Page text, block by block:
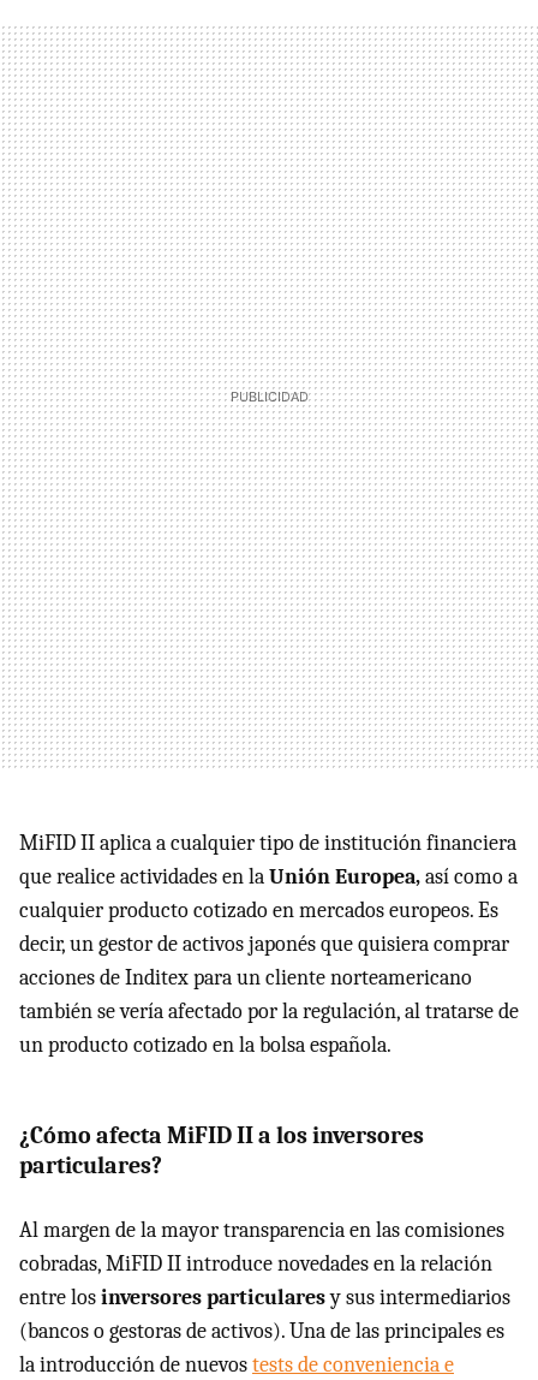
MiFID II aplica a cualquier tipo de institución financiera
que realice actividades en laUnión Europea,así como a
cualquier producto cotizado en mercados europeos. Es
decir, un gestor de activos japonés que quisiera comprar
acciones de Inditex para un cliente norteamericano
también se vería afectado por la regulación, al tratarse de
un producto cotizado en la bolsa española.
¿Cómo afecta MiFID II a los inversores
particulares?
Al margen de la mayor transparencia en las comisiones
cobradas, MiFID II introduce novedades en la relación
entre losinversores particularesy sus intermediarios
(bancos o gestoras de activos). Una de las principales es
la introducción de nuevostests de conveniencia e